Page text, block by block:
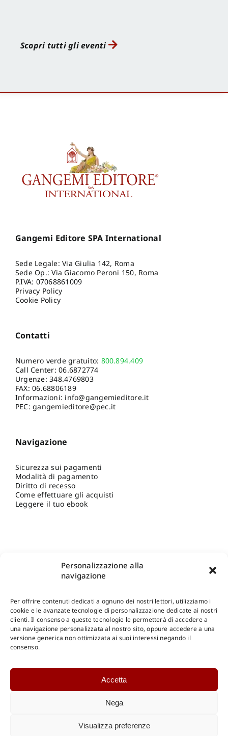
Personalizzazione alla
navigazione
Per offrire contenuti dedicati a ognuno dei nostri lettori, utilizziamo i
cookie e le avanzate tecnologie di personalizzazione dedicate ai nostri
clienti. Il consenso a queste tecnologie le permetterà di accedere a
una navigazione personalizzata al nostro sito, oppure accedere a una
versione generica non ottimizzata ai suoi interessi negando il
consenso.
Accetta
Nega
Visualizza preferenze
Scopri tutti gli eventi
Gangemi Editore SPA International
Sede Legale: Via Giulia 142, Roma
Sede Op.: Via Giacomo Peroni 150, Roma
P.IVA: 07068861009
Privacy Policy
Cookie Policy
Contatti
Numero verde gratuito: 800.894.409
Call Center:06.6872774
Urgenze:348.4769803
FAX: 06.68806189
Informazioni: info@gangemieditore.it
PEC: gangemieditore@pec.it
Navigazione
Sicurezza sui pagamenti
Modalità di pagamento
Diritto di recesso
Come effettuare gli acquisti
Leggere il tuo ebook
Shop Gangemi Editore-Pagamenti Sicuri e anche Rateali
Catalogo Online
Catalogo Internazionale
DOWNLOAD
Catalogo Internazionale